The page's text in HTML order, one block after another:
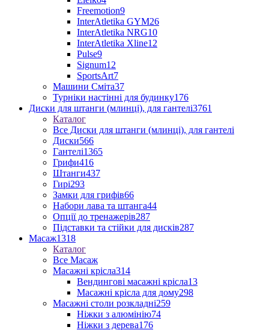
Freemotion9
InterAtletika GYM26
InterAtletika NRG10
InterAtletika Xline12
Pulse9
Signum12
SportsArt7
Машини Сміта37
Турніки настінні для будинку176
Диски для штанги (млинці), для гантелі3761
Каталог
Все Диски для штанги (млинці), для гантелі
Диски566
Гантелі1365
Грифи416
Штанги437
Гирі293
Замки для грифів66
Набори лава та штанга44
Опції до тренажерів287
Підставки та стійки для дисків287
Масаж1318
Каталог
Все Масаж
Масажні крісла314
Вендингові масажні крісла13
Масажні крісла для дому298
Масажні столи розкладні259
Ніжки з алюмінію74
Ніжки з дерева176